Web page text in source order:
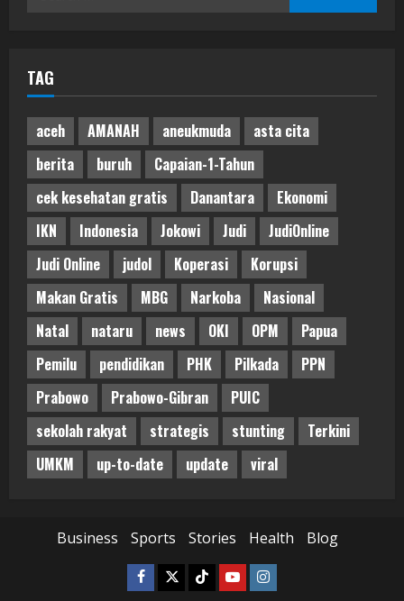
TAG
aceh AMANAH aneukmuda
asta cita
berita
buruh
Capaian-1-Tahun
cek kesehatan gratis
Danantara
Ekonomi
IKN
Indonesia Jokowi Judi
JudiOnline
Judi Online
judol Koperasi
Korupsi
Makan Gratis
MBG Narkoba
Nasional
Natal
nataru news OKI OPM
Papua
Pemilu
pendidikan PHK Pilkada
PPN
Prabowo
Prabowo-Gibran
PUIC
sekolah rakyat
strategis stunting
Terkini
UMKM
up-to-date update viral
Business Sports Stories Health Blog
Facebook
TwitterTiktokYoutubeInstagram